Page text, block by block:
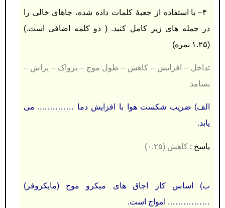
– با استفاده از جعبۀ كلمات داده شده، جاهای خالی را
در جمله های زير کامل كنيد. ( دو کلمه اضافی است.)
(۱.۲۵ نمره)
تداخل – افزایش – کاهش – طول موج – پژواک – پراش –
بسامد
الف) ضریب شکست هوا با افزایش دما ………….. می
یابد.
پاسخ : کاهش (۰.۲۵)
ب) اساس کار اجاق های میکرو موج (مایکروفر)
……………. امواج است.